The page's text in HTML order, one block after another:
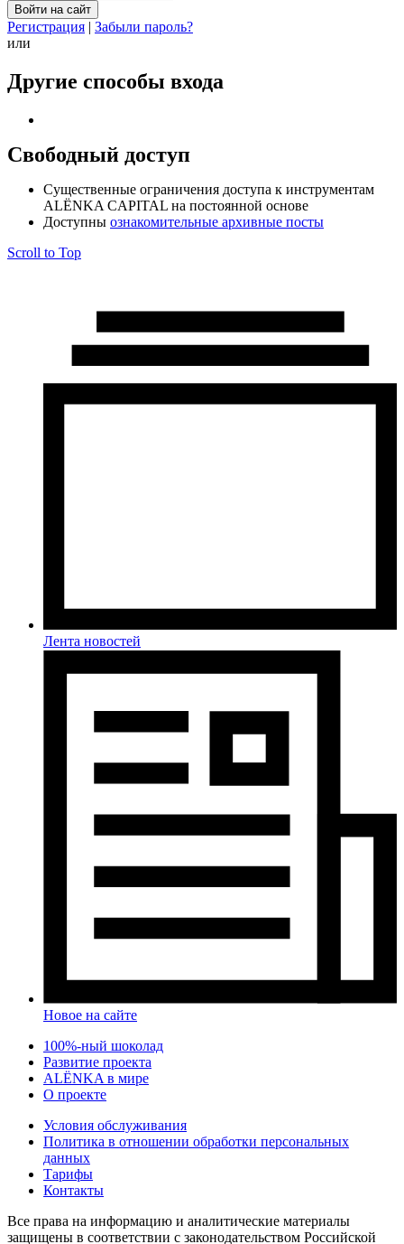
Регистрация | Забыли пароль?
или
Другие способы входа
Свободный доступ
Cущественные ограничения доступа к инструментам
ALЁNKA CAPITAL на постоянной основе
Доступны ознакомительные архивные посты
Scroll to Top
Лента новостей
Новое на сайте
100%-ный шоколад
Развитие проекта
ALЁNKA в мире
О проекте
Условия обслуживания
Политика в отношении обработки персональных
данных
Тарифы
Контакты
Все права на информацию и аналитические материалы
защищены в соответствии с законодательством Российской